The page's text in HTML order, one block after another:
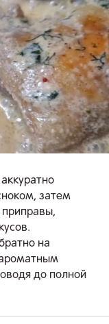
затем
на
ароматным
до полной